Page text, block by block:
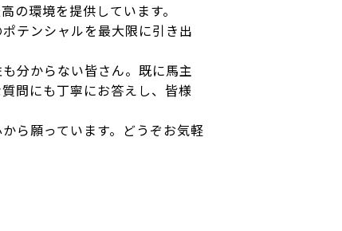
の環境を提供しています。
テンシャルを最大限に引き出
分からない皆さん。既に馬主
問にも丁寧にお答えし、皆様
ら願っています。どうぞお気軽